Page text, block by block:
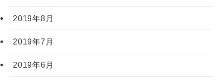
2019年8月
2019年7月
2019年6月